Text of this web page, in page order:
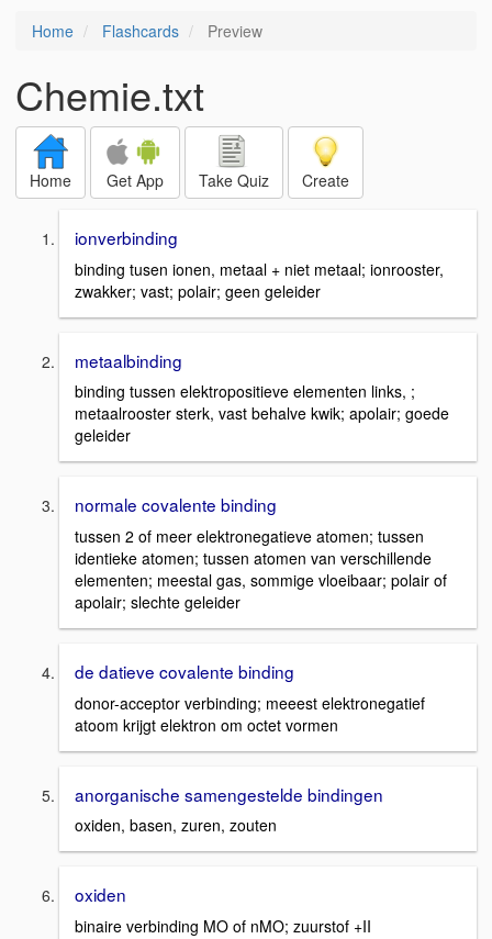
Home Flashcards Preview
Chemie.txt
Home Get App Take Quiz Create
ionverbinding
binding tusen ionen, metaal + niet metaal; ionrooster,
zwakker; vast; polair; geen geleider
metaalbinding
binding tussen elektropositieve elementen links, ;
metaalrooster sterk, vast behalve kwik; apolair; goede
geleider
normale covalente binding
tussen 2 of meer elektronegatieve atomen; tussen
identieke atomen; tussen atomen van verschillende
elementen; meestal gas, sommige vloeibaar; polair of
apolair; slechte geleider
de datieve covalente binding
donor-acceptor verbinding; meeest elektronegatief
atoom krijgt elektron om octet vormen
anorganische samengestelde bindingen
oxiden, basen, zuren, zouten
oxiden
binaire verbinding MO of nMO; zuurstof +II